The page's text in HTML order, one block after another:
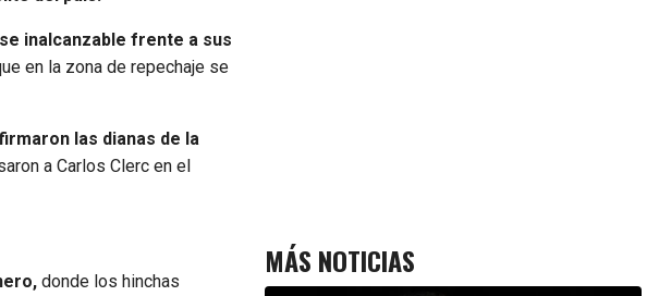
inalcanzable frente a sus
en la zona de repechaje se
las dianas de la
a Carlos Clerc en el
donde los hinchas
MÁS NOTICIAS